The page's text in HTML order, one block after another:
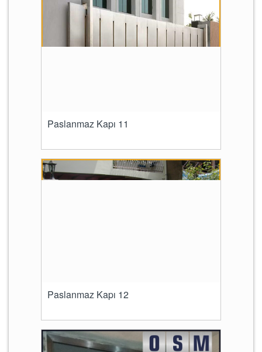
Paslanmaz Kapı 11
Paslanmaz Kapı 12